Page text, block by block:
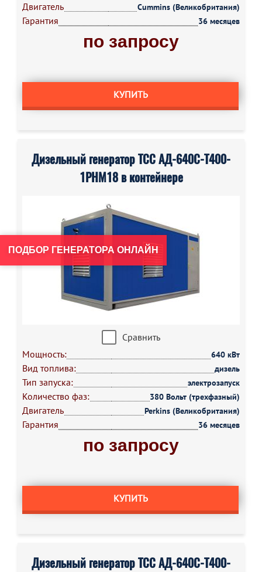
Двигатель Cummins (Великобритания)
Гарантия 36 месяцев
по запросу
КУПИТЬ
Дизельный генератор ТСС АД-640С-Т400-
1РНМ18 в контейнере
Сравнить
Мощность:
640 кВт
Вид топлива: дизель
Тип запуска: электрозапуск
Количество фаз: 380 Вольт (трехфазный)
Двигатель Perkins (Великобритания)
Гарантия 36 месяцев
по запросу
КУПИТЬ
Дизельный генератор ТСС АД-640С-Т400-
ПОДБОР ГЕНЕРАТОРА ОНЛАЙН